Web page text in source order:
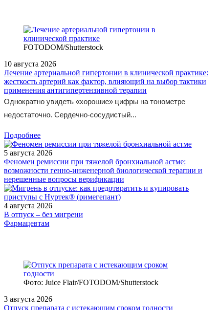
FOTODOM/Shutterstock
10 августа 2026
Лечение артериальной гипертонии в клинической практике:
жесткость артерий как фактор, влияющий на выбор тактики
применения антигипертензивной терапии
Однократно увидеть «хорошие» цифры на тонометре
недостаточно. Сердечно-сосудистый...
Подробнее
5 августа 2026
Феномен ремиссии при тяжелой бронхиальной астме:
возможности генно-инженерной биологической терапии и
нерешенные вопросы верификации
4 августа 2026
В отпуск – без мигрени
Фармацевтам
Фото: Juice Flair/FOTODOM/Shutterstoсk
3 августа 2026
Отпуск препарата с истекающим сроком годности